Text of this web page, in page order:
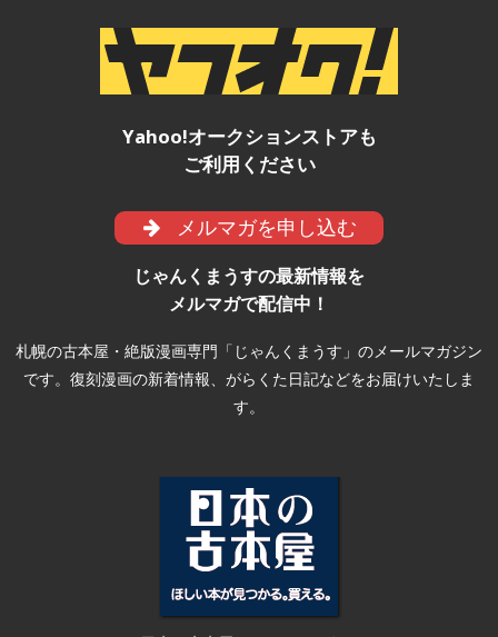
Yahoo!オークションストアも
ご利用ください
メルマガを申し込む
じゃんくまうすの最新情報を
メルマガで配信中！
札幌の古本屋・絶版漫画専門「じゃんくまうす」のメールマガジン
です。復刻漫画の新着情報、がらくた日記などをお届けいたしま
す。